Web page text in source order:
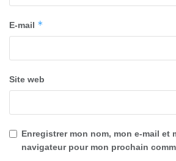
E-mail *
Site web
Enregistrer mon nom, mon e-mail et
navigateur pour mon prochain